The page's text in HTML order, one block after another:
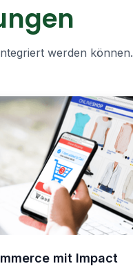
werden können.
mit Impact